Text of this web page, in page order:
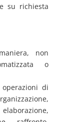
su richiesta
non
o
di